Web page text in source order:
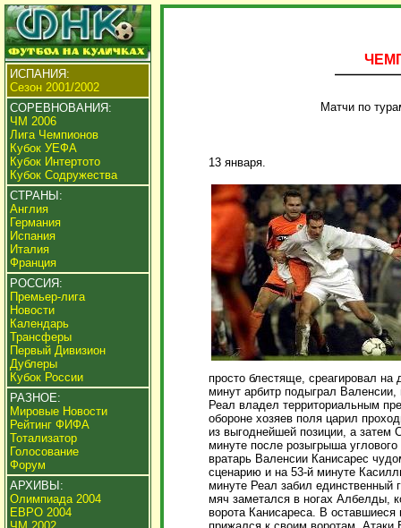
ИСПАНИЯ:
Сезон 2001/2002
СОРЕВНОВАНИЯ:
ЧМ 2006
Лига Чемпионов
Кубок УЕФА
Кубок Интертото
Кубок Содружества
СТРАНЫ:
Англия
Германия
Испания
Италия
Франция
РОССИЯ:
Премьер-лига
Новости
Календарь
Трансферы
Первый Дивизион
Дублеры
Кубок России
РАЗНОЕ:
Мировые Новости
Рейтинг ФИФА
Тотализатор
Голосование
Форум
АРХИВЫ:
Олимпиада 2004
ЕВРО 2004
Матчи по
13 января.
просто блестяще, среагировал
минут арбитр подыграл
Реал владел территориальным
обороне хозяев поля царил
из выгоднейшей позиции, а затем
минуте после розыгрыша
вратарь Валенсии Канисарес
сценарию и на 53-й минуте
минуте Реал забил единственный
мяч заметался в ногах Албелды,
ворота Канисареса. В